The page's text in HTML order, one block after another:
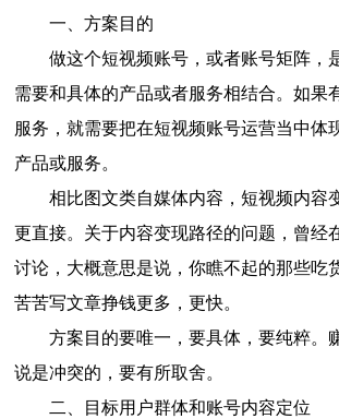
一、方案目的
做这个短视频账号，或者账号矩阵，
需要和具体的产品或者服务相结合。如果
服务，就需要把在短视频账号运营当中体
产品或服务。
相比图文类自媒体内容，短视频内容
更直接。关于内容变现路径的问题，曾经
讨论，大概意思是说，你瞧不起的那些吃
苦苦写文章挣钱更多，更快。
方案目的要唯一，要具体，要纯粹。
说是冲突的，要有所取舍。
二、目标用户群体和账号内容定位